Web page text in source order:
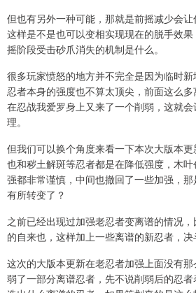
但也有另外一种可能，那就是前摇减少会让
这样是不是也可以变相实现现在的脱手效
摇阶段受击砂爪消失的机制是什么。
很多玩家愤怒的地方并不完全是因为临时
忍者本身的强度也不算太顶尖，前面这么
在忍战我爱罗身上又来了一个削弱，这就
理。
但我们可以换个角度来看一下本次大版本
也和秽土解斑等忍者都是在降低强度，木
强都非常谨慎，中间也撤回了一些加强，
有所转变了？
之前已经出现过加强老忍者变离谱的情况
的自来也，这样加上一些离谱的新忍者，决
这次的大版本更新在老忍者加强上面没有
弱了一部分离谱忍者，先不说削弱后的忍